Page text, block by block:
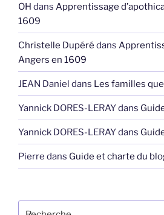
OH dans Apprentissage
1609
Christelle Dupéré dans
Angers en 1609
JEAN Daniel dans Les familles
Yannick DORES-LERAYdans
Yannick DORES-LERAYdans
Pierre dans Guide et charte du